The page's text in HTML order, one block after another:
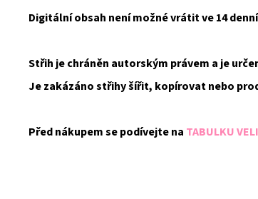
Digitální obsah není možné vrátit ve 14
Střih je chráněn autorským právem a je
Je zakázáno střihy šířit, kopírovat nebo
Před nákupem se podívejte na TABULKU